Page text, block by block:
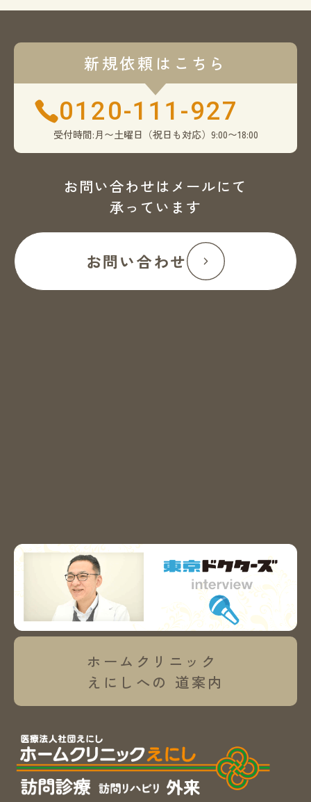
新規依頼はこちら
0120-111-927
受付時間:月〜土曜日（祝日も対応）9:00〜18:00
お問い合わせはメールにて
承っています
お問い合わせ
ホームクリニック
えにしへの 道案内